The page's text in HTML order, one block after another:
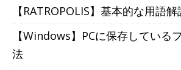
【RATROPOLIS】基本的な用語解
【Windows】PCに保存している
法